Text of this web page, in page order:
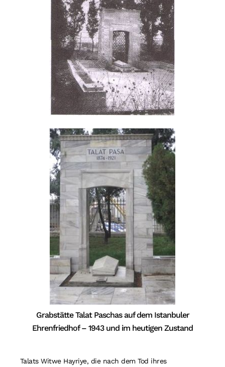
Grabstätte Talat Paschas auf dem Istanbuler
Ehrenfriedhof – 1943 und im heutigen Zustand
Talats Witwe Hayriye, die nach dem Tod ihres